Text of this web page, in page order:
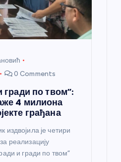
0 Comments
гради по твом”:
4 милиона
грађана
издвојила је четири
реализацију
и гради по твом”